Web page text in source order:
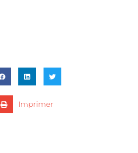
Imprimer